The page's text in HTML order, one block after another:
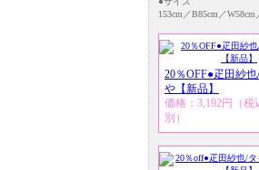
153cm／B85cm／W58cm
20％OFF●疋田紗也
や【新品】
価格：3,192円（税
別）